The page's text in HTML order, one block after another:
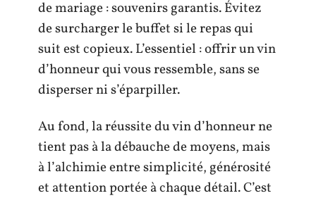
de mariage : souvenirs garantis. Évitez
de surcharger le buffet si le repas qui
suit est copieux. L’essentiel : offrir un vin
d’honneur qui vous ressemble, sans se
disperser ni s’éparpiller.
Au fond, la réussite du vin d’honneur ne
tient pas à la débauche de moyens, mais
à l’alchimie entre simplicité, générosité
et attention portée à chaque détail. C’est